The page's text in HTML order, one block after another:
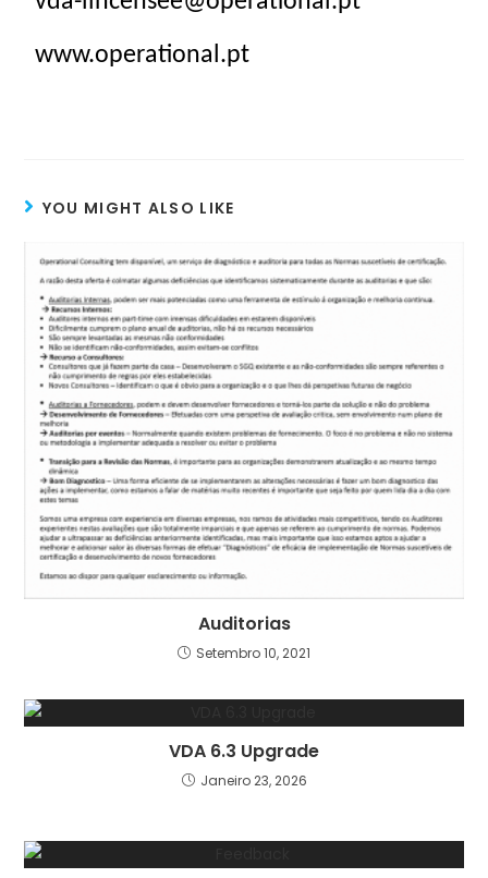
www.operational.pt
YOU MIGHT ALSO LIKE
Auditorias
Setembro 10, 2021
VDA 6.3 Upgrade
Janeiro 23, 2026